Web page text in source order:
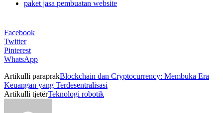
paket jasa pembuatan website
Facebook
Twitter
Pinterest
WhatsApp
Artikulli paraprakBlockchain dan Cryptocurrency: Membuka Era
Keuangan yang Terdesentralisasi
Artikulli tjetërTeknologi robotik